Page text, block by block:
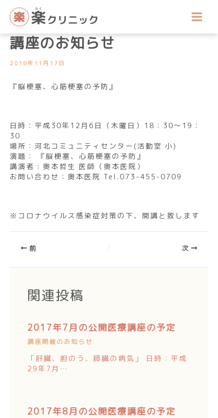
ス
講座開催のお知らせ
平成30年12月公開医療健康
講座のお知らせ
2018年11月17日
『脳梗塞、心筋梗塞の予防』
日時：平成30年12月6日（木曜日）18：30～19：
30
場所：河北コミュニティセンター(活動室 小)
演題： 『脳梗塞、心筋梗塞の予防』
講演者：奥本哲生 医師（奥本医院）
お問い合わせ：奥本医院 Tel.073-455-0709
※コロナウイルス感染症対策の下、開講と致します
前 次
関連投稿
2017年7月の公開医療講座の予定
講座開催のお知らせ
「肝臓、胆のう、膵臓の病気」 日時：平成
29年7月…
2017年8月の公開医療講座の予定